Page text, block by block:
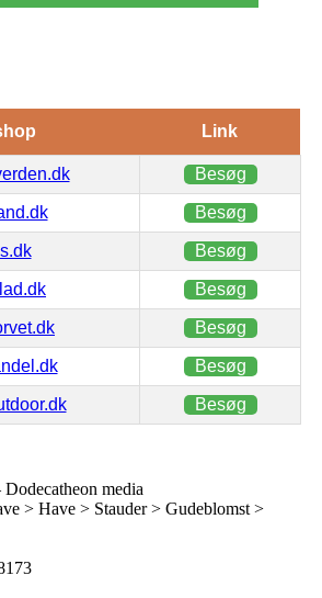
Link
Besøg
Besøg
Besøg
Besøg
Besøg
Besøg
Besøg
media
> Have > Stauder > Gudeblomst >